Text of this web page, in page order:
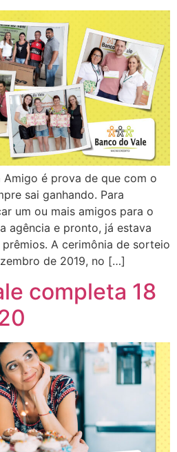
é prova de que com o
sai ganhando. Para
um ou mais amigos para o
agência e pronto, já estava
A cerimônia de sorteio
de 2019, no […]
completa 18